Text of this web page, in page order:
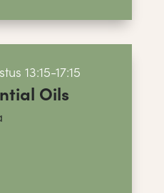
13:15-17:15
Oils